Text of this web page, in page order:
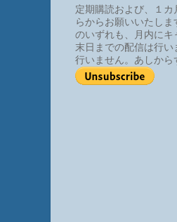
定期購読および、１
らからお願いいたし
のいずれも、月内に
末日までの配信は行
行いません。あしから